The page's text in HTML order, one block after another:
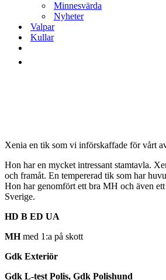
Minnesvärda
Nyheter
Valpar
Kullar
Xenia en tik som vi införskaffade för vårt
Hon har en mycket intressant stamtavla.
och framåt. En tempererad tik som har
Hon har genomfört ett bra MH och även
Sverige.
HD B ED UA
MHmed 1:a på skott
Gdk Exteriör
Gdk L-test Polis, Gdk Polishund